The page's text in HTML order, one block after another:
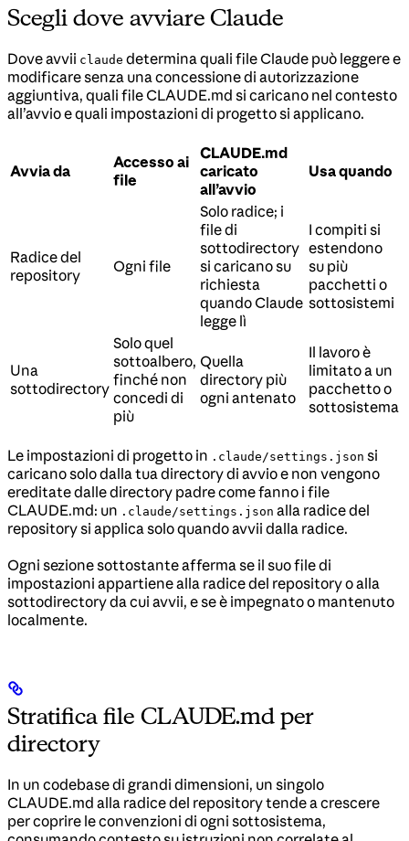
Scegli dove avviare Claude
Dove avvii claude determina quali file Claude può leggere e
modificare senza una concessione di autorizzazione
aggiuntiva, quali file CLAUDE.md si caricano nel contesto
all’avvio e quali impostazioni di progetto si applicano.
Avvia da
Accesso ai
file
CLAUDE.md
caricato
all’avvio
Usa quando
Radice del
repository
Ogni file
Solo radice; i
file di
sottodirectory
si caricano su
richiesta
quando Claude
legge lì
I compiti si
estendono
su più
pacchetti o
sottosistemi
Una
sottodirectory
Solo quel
sottoalbero,
finché non
concedi di
più
Quella
directory più
ogni antenato
Il lavoro è
limitato a un
pacchetto o
sottosistema
Le impostazioni di progetto in .claude/settings.json si
caricano solo dalla tua directory di avvio e non vengono
ereditate dalle directory padre come fanno i file
CLAUDE.md: un .claude/settings.json alla radice del
repository si applica solo quando avvii dalla radice.
Ogni sezione sottostante afferma se il suo file di
impostazioni appartiene alla radice del repository o alla
sottodirectory da cui avvii, e se è impegnato o mantenuto
localmente.
Stratifica file CLAUDE.md per
directory
In un codebase di grandi dimensioni, un singolo
CLAUDE.md alla radice del repository tende a crescere
per coprire le convenzioni di ogni sottosistema,